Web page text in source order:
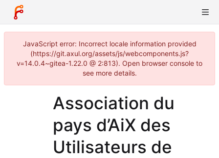
JavaScript error: Incorrect locale information provided
(https://git.axul.org/assets/js/webcomponents.js?
v=14.0.4~gitea-1.22.0 @ 2:813). Open browser console to
see more details.
Association du
pays d’AiX des
Utilisateurs de